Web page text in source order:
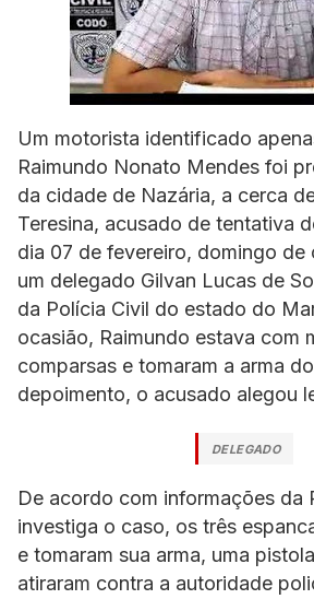
Um motorista identificado
Raimundo Nonato Mendes foi
da cidade de Nazária, a cerca
Teresina, acusado de tentativa
dia 07 de fevereiro, domingo de
um delegado Gilvan Lucas de
da Polícia Civil do estado do
ocasião, Raimundo estava com
comparsas e tomaram a arma
depoimento, o acusado alegou
DELEGADO
De acordo com informações da
investiga o caso, os três
e tomaram sua arma, uma
atiraram contra a autoridade